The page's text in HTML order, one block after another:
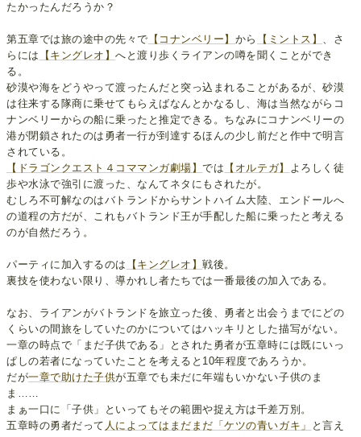
たかったんだろうか？
第五章では旅の途中の先々で 【コナンベリー】 から 【ミントス】 、さ
らには
【キングレオ】へと渡り歩くライアンの噂を聞くことができ
る。
砂漠や海をどうやって渡ったんだと突っ込まれることがあるが、砂漠
は往来する隊商に乗せてもらえばなんとかなるし、海は当然ながらコ
ナンベリーからの船に乗ったと推定できる。ちなみにコナンベリーの
港が閉鎖されたのは勇者一行が到達するほんの少し前だと作中で明言
されている。
【ドラゴンクエスト４コママンガ劇場】では 【オルテガ】 よろしく徒
歩や水泳で強引に渡った、なんてネタにもされたが。
むしろ不可解なのはバトランドからサントハイム大陸、エンドールへ
の道程の方だが、これもバトランド王が手配した船に乗ったと考える
のが自然だろう。
パーティに加入するのは 【キングレオ】戦後。
裏技を使わない限り、導かれし者たちでは一番最後の加入である。
なお、ライアンがバトランドを旅立った後、勇者と出会うまでにどの
くらいの間旅をしていたのかについてはハッキリとした描写がない。
一章の時点で「まだ子供である」とされた勇者が五章時には既にいっ
ぱしの若者になっていたことを考えると10年程度であろうか。
だが一章で助けた子供が五章でも未だに年端もいかない子供のま
ま……
まぁ一口に「子供」といってもその範囲や捉え方は千差万別。
五章時の勇者だって 人によってはまだまだ「ケツの青いガキ」
と言え